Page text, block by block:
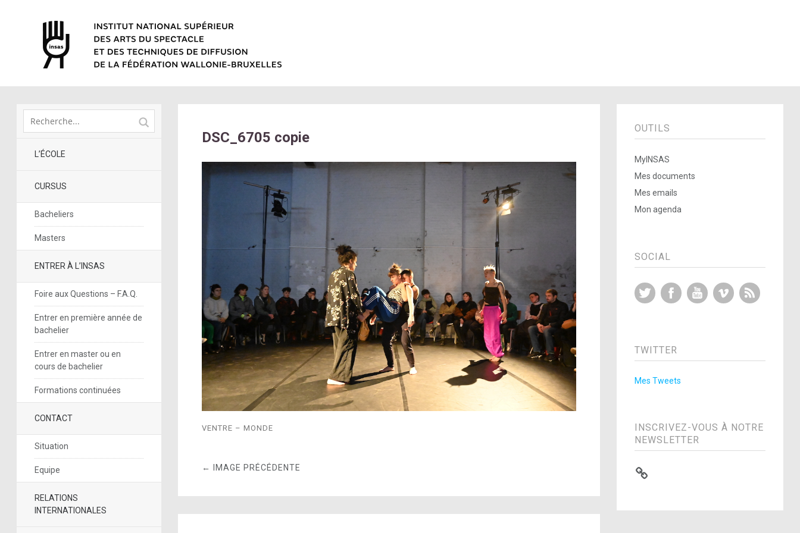
L’ÉCOLE
CURSUS
Bacheliers
Masters
ENTRER À L’INSAS
Foire aux Questions – F.A.Q.
Entrer en première année de
bachelier
Entrer en master ou en
cours de bachelier
Formations continuées
CONTACT
Situation
Equipe
RELATIONS
INTERNATIONALES
DSC_6705 copie
VENTRE – MONDE
← IMAGE PRÉCÉDENTE
OUTILS
MyINSAS
Mes documents
Mes emails
Mon agenda
SOCIAL
Twitter FacebookYouTubeVimeo
TWITTER
Mes Tweets
INSCRIVEZ-VOUS À NOTRE
NEWSLETTER